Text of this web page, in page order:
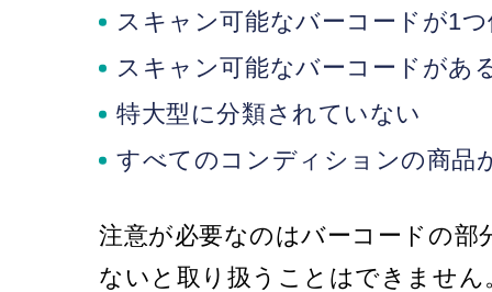
スキャン可能なバーコードが1
スキャン可能なバーコードがあ
特大型に分類されていない
すべてのコンディションの商品
注意が必要なのはバーコードの
ないと取り扱うことはできませ